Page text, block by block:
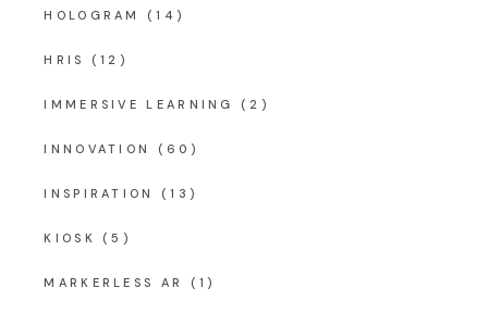
HOLOGRAM (14)
HRIS (12)
IMMERSIVE LEARNING (2)
INNOVATION (60)
INSPIRATION (13)
KIOSK (5)
MARKERLESS AR (1)